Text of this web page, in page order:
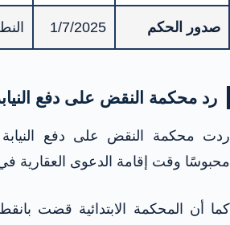
صدور الحكم 1/7/2025
رد محكمة النقض على دفع
ردت محكمة النقض على دفع
محبوسًا وقت إقامة الدعوى العقارية في 6/11/
كما أن المحكمة الابتدائية قضت